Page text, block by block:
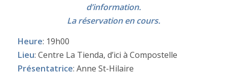
d’information.
La réservation en cours.
Heure: 19h00
Lieu: Centre La Tienda, d’ici à Compostelle
Présentatrice: Anne St-Hilaire